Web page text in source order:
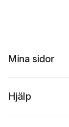
Mina sidor
Hjälp